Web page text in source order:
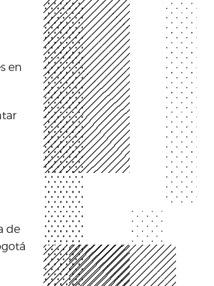
en
de